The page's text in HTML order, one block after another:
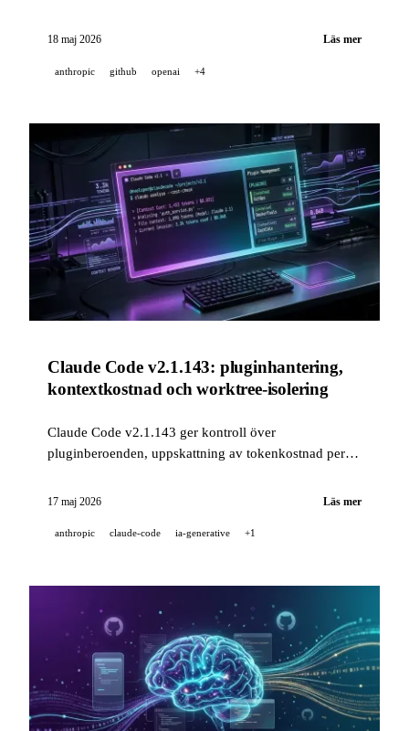
garanterat LTS-läge i 12 månader, och fjärrstyrning av
webben, VS Code och JetBrains.
18 maj 2026 Läs mer
anthropic github openai +4
Claude Code v2.1.143: pluginhantering,
kontextkostnad och worktree-isolering
Claude Code v2.1.143 ger kontroll över
pluginberoenden, uppskattning av tokenkostnad per
bakgrundssessioner. Samtidigt gör sig Kling AI synligt
17 maj 2026 Läs mer
anthropic claude-code ia-generative +1